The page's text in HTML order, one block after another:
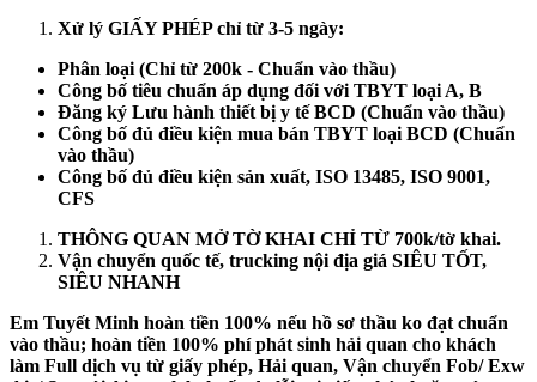
Xử lý GIẤY PHÉP chỉ từ 3-5 ngày:
Phân loại (Chỉ từ 200k - Chuẩn vào thầu)
Công bố tiêu chuẩn áp dụng đối với TBYT loại A, B
Đăng ký Lưu hành thiết bị y tế BCD (Chuẩn vào thầu)
Công bố đủ điều kiện mua bán TBYT loại BCD (Chuẩn
vào thầu)
Công bố đủ điều kiện sản xuất, ISO 13485, ISO 9001,
CFS
THÔNG QUAN MỞ TỜ KHAI CHỈ TỪ 700k/tờ khai.
Vận chuyển quốc tế, trucking nội địa giá SIÊU TỐT,
SIÊU NHANH
Em Tuyết Minh hoàn tiền 100% nếu hồ sơ thầu ko đạt chuẩn
vào thầu; hoàn tiền 100% phí phát sinh hải quan cho khách
làm Full dịch vụ từ giấy phép, Hải quan, Vận chuyển Fob/ Exw